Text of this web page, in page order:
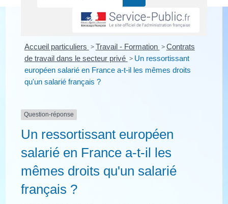
Accueil particuliers >Travail - Formation >Contrats
de travail dans le secteur privé > Un ressortissant
européen salarié en France a-t-il les mêmes droits
qu'un salarié français ?
Question-réponse
Un ressortissant européen
salarié en France a-t-il les
mêmes droits qu'un salarié
français ?